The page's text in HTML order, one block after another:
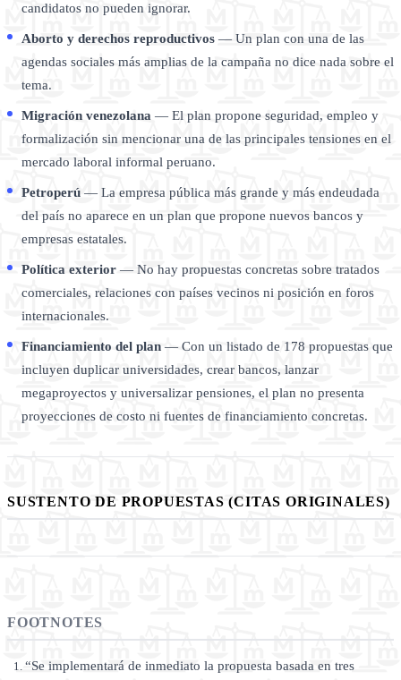
candidatos no pueden ignorar.
Aborto y derechos reproductivos — Un plan con una de las
agendas sociales más amplias de la campaña no dice nada sobre el
tema.
Migración venezolana — El plan propone seguridad, empleo y
formalización sin mencionar una de las principales tensiones en el
mercado laboral informal peruano.
Petroperú — La empresa pública más grande y más endeudada
del país no aparece en un plan que propone nuevos bancos y
empresas estatales.
Política exterior— No hay propuestas concretas sobre tratados
comerciales, relaciones con países vecinos ni posición en foros
internacionales.
Financiamiento del plan — Con un listado de 178 propuestas que
incluyen duplicar universidades, crear bancos, lanzar
megaproyectos y universalizar pensiones, el plan no presenta
proyecciones de costo ni fuentes de financiamiento concretas.
SUSTENTO DE PROPUESTAS (CITAS ORIGINALES)
FOOTNOTES
“Se implementará de inmediato la propuesta basada en tres